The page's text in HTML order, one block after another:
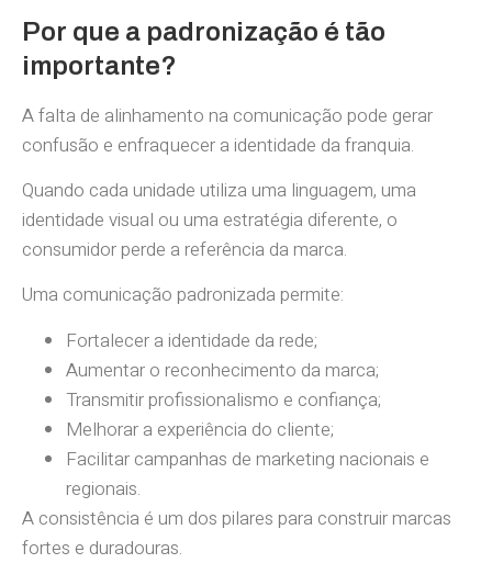
Por que a padronização é tão
importante?
A falta de alinhamento na comunicação pode gerar
confusão e enfraquecer a identidade da franquia.
Quando cada unidade utiliza uma linguagem, uma
identidade visual ou uma estratégia diferente, o
consumidor perde a referência da marca.
Uma comunicação padronizada permite:
Fortalecer a identidade da rede;
Aumentar o reconhecimento da marca;
Transmitir profissionalismo e confiança;
Melhorar a experiência do cliente;
Facilitar campanhas de marketing nacionais e
regionais.
A consistência é um dos pilares para construir marcas
fortes e duradouras.